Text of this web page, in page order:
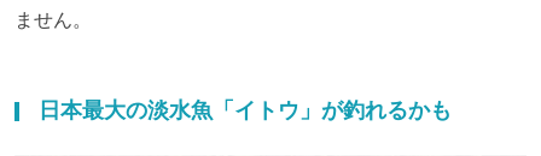
ません。
日本最大の淡水魚「イトウ」が釣れるかも